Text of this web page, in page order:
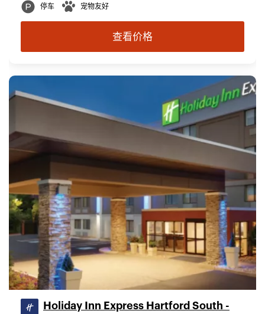
停车 宠物友好
查看价格
Holiday Inn Express Hartford South -